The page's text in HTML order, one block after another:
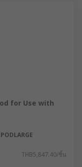
for Use with
THB5,847.40/ชิ้น